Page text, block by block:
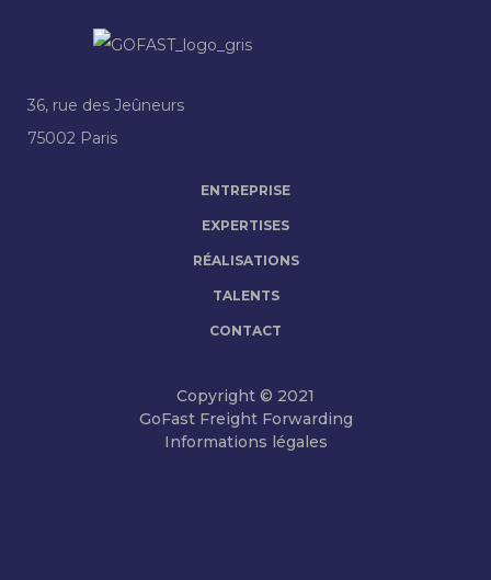
36, rue des Jeûneurs
75002 Paris
ENTREPRISE
EXPERTISES
RÉALISATIONS
TALENTS
CONTACT
Copyright © 2021
GoFast Freight Forwarding
Informations légales